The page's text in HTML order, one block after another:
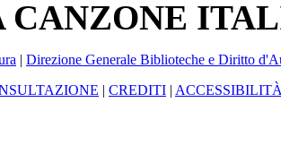
CANZONE
| Direzione Generale Biblioteche e Diritto
| CREDITI |